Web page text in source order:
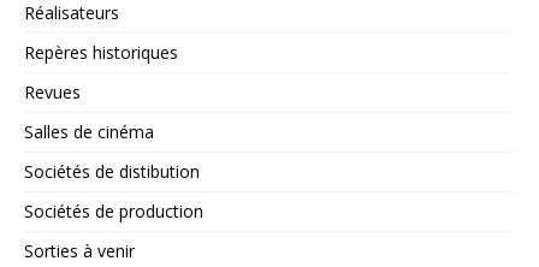
Réalisateurs
Repères historiques
Revues
Salles de cinéma
Sociétés de distibution
Sociétés de production
Sorties à venir